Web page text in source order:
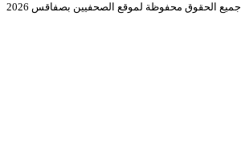
جميع الحقوق محفوظة لموقع الصحفيين بصفاقس 2026